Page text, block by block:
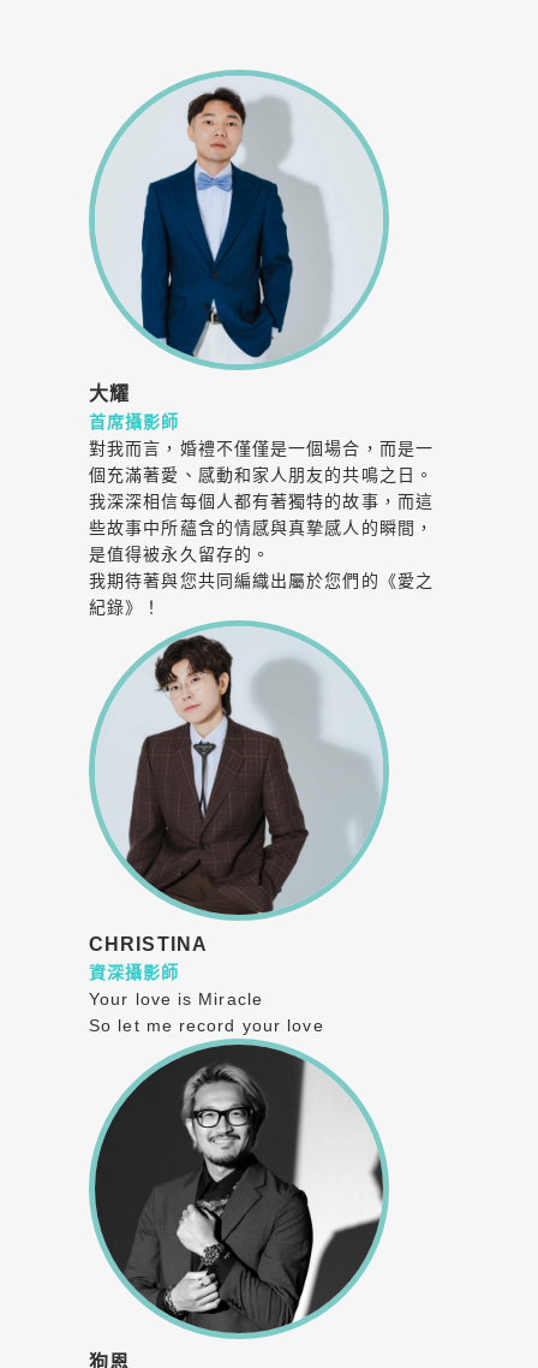
大耀
首席攝影師
對我而言，婚禮不僅僅是一個場合，而是一
個充滿著愛、感動和家人朋友的共鳴之日。
我深深相信每個人都有著獨特的故事，而這
些故事中所蘊含的情感與真摯感人的瞬間，
是值得被永久留存的。
我期待著與您共同編織出屬於您們的《愛之
紀錄》！
CHRISTINA
資深攝影師
Your love is Miracle
So let me record your love
狗恩